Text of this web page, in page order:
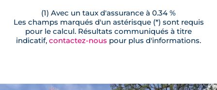
(1) Avec un taux d'assurance à 0.34 %
Les champs marqués d'un astérisque (*) sont requis
pour le calcul. Résultats communiqués à titre
indicatif, contactez-nous pour plus d'informations.